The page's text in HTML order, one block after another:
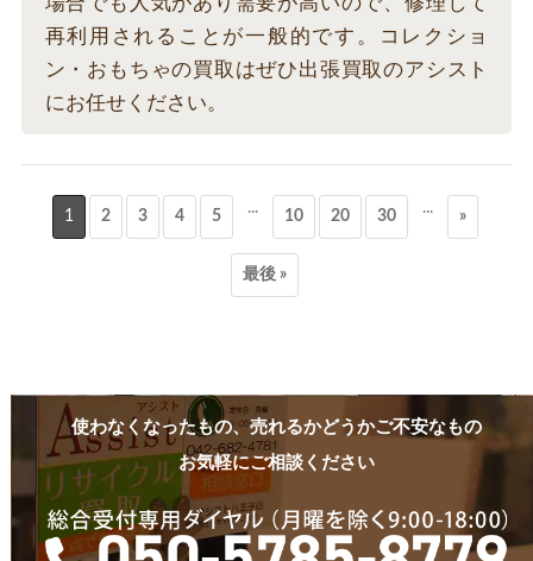
再利用されることが一般的です。コレクショ
ン・おもちゃの買取はぜひ出張買取のアシスト
にお任せください。
1 2 3 4 5 ... 10 20 30 ... »
最後 »
使わなくなったもの、売れるかどうかご不安なもの
お気軽にご相談ください